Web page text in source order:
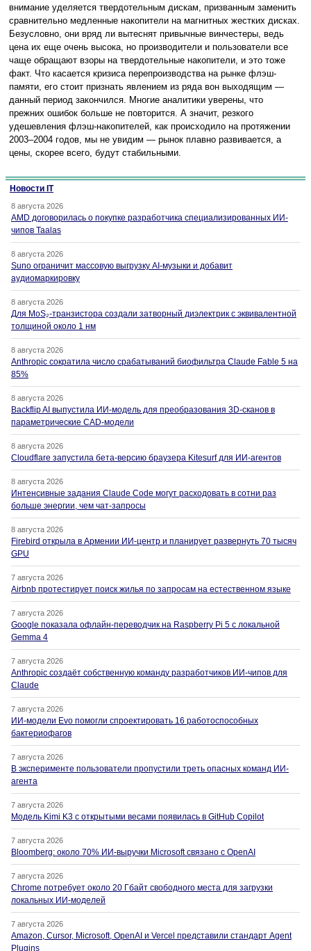
внимание уделяется твердотельным дискам, призванным заменить
сравнительно медленные накопители на магнитных жестких дисках.
Безусловно, они вряд ли вытеснят привычные винчестеры, ведь
цена их еще очень высока, но производители и пользователи все
чаще обращают взоры на твердотельные накопители, и это тоже
факт. Что касается кризиса перепроизводства на рынке флэш-
памяти, его стоит признать явлением из ряда вон выходящим —
данный период закончился. Многие аналитики уверены, что
прежних ошибок больше не повторится. А значит, резкого
удешевления флэш-накопителей, как происходило на протяжении
2003–2004 годов, мы не увидим — рынок плавно развивается, а
цены, скорее всего, будут стабильными.
Новости IT
8 августа 2026
AMD договорилась о покупке разработчика специализированных ИИ-
чипов Taalas
8 августа 2026
Suno ограничит массовую выгрузку AI-музыки и добавит
аудиомаркировку
8 августа 2026
Для MoS₂-транзистора создали затворный диэлектрик с эквивалентной
толщиной около 1 нм
8 августа 2026
Anthropic сократила число срабатываний биофильтра Claude Fable 5 на
85%
8 августа 2026
Backflip AI выпустила ИИ-модель для преобразования 3D-сканов в
параметрические CAD-модели
8 августа 2026
Cloudflare запустила бета-версию браузера Kitesurf для ИИ-агентов
8 августа 2026
Интенсивные задания Claude Code могут расходовать в сотни раз
больше энергии, чем чат-запросы
8 августа 2026
Firebird открыла в Армении ИИ-центр и планирует развернуть 70 тысяч
GPU
7 августа 2026
Airbnb протестирует поиск жилья по запросам на естественном языке
7 августа 2026
Google показала офлайн-переводчик на Raspberry Pi 5 с локальной
Gemma 4
7 августа 2026
Anthropic создаёт собственную команду разработчиков ИИ-чипов для
Claude
7 августа 2026
ИИ-модели Evo помогли спроектировать 16 работоспособных
бактериофагов
7 августа 2026
В эксперименте пользователи пропустили треть опасных команд ИИ-
агента
7 августа 2026
Модель Kimi K3 с открытыми весами появилась в GitHub Copilot
7 августа 2026
Bloomberg: около 70% ИИ-выручки Microsoft связано с OpenAI
7 августа 2026
Chrome потребует около 20 Гбайт свободного места для загрузки
локальных ИИ-моделей
7 августа 2026
Amazon, Cursor, Microsoft, OpenAI и Vercel представили стандарт Agent
Plugins